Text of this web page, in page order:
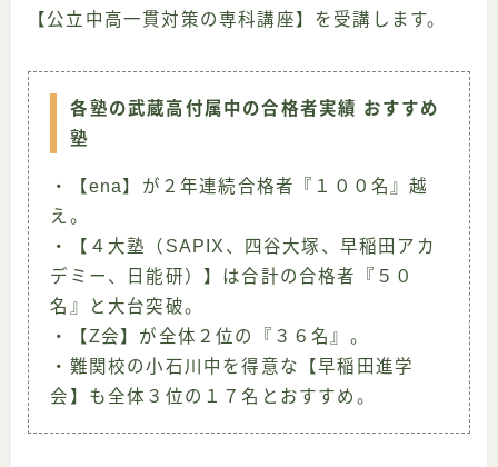
【公立中高一貫対策の専科講座】を受講します。
各塾の武蔵高付属中の合格者実績 おすすめ
塾
・【ena】が２年連続合格者『１００名』越
え。
・【４大塾（SAPIX、四谷大塚、早稲田アカ
デミー、日能研）】は合計の合格者『５０
名』と大台突破。
・【Z会】が全体２位の『３６名』。
・難関校の小石川中を得意な【早稲田進学
会】も全体３位の１７名とおすすめ。